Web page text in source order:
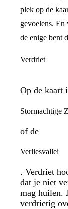
plek op de
gevoelens. En
de enige bent
Verdriet
Op de kaart
Stormachtige
of de
Verliesvallei
. Verdriet
dat je niet
mag huilen.
verdrietig